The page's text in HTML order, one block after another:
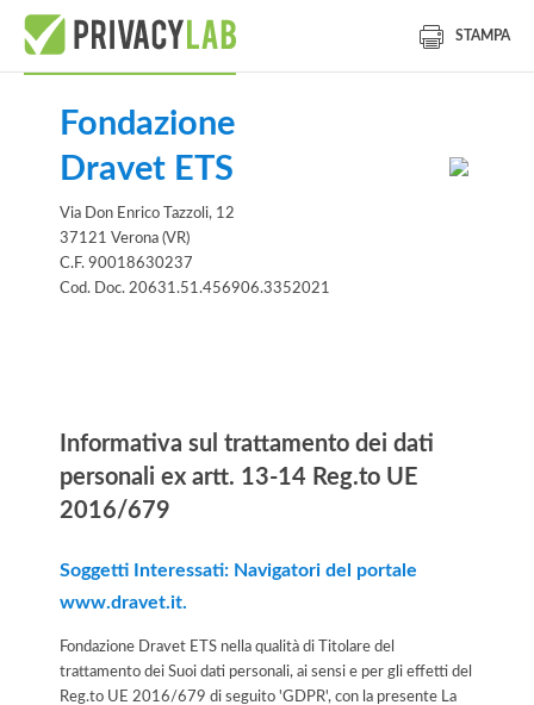
STAMPA
Fondazione
Dravet ETS
Via Don Enrico Tazzoli, 12
37121 Verona (VR)
C.F. 90018630237
Cod. Doc. 20631.51.456906.3352021
Informativa sul trattamento dei dati
personali ex artt. 13-14 Reg.to UE
2016/679
Soggetti Interessati: Navigatori del portale
www.dravet.it.
Fondazione Dravet ETS nella qualità di Titolare del
trattamento dei Suoi dati personali, ai sensi e per gli effetti del
Reg.to UE 2016/679 di seguito 'GDPR', con la presente La